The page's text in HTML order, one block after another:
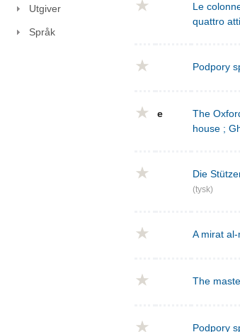
Utgiver
Språk
Le
quattro atti
Podpory
e
The
house ;
Die
(tysk)
A mirat
The
Podpory